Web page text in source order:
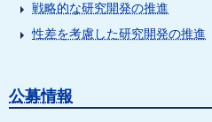
戦略的な研究開発の推進
性差を考慮した研究開発の推進
公募情報